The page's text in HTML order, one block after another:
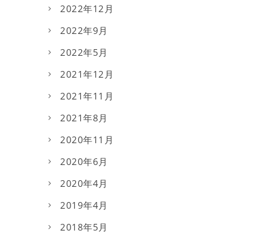
2022年12月
2022年9月
2022年5月
2021年12月
2021年11月
2021年8月
2020年11月
2020年6月
2020年4月
2019年4月
2018年5月